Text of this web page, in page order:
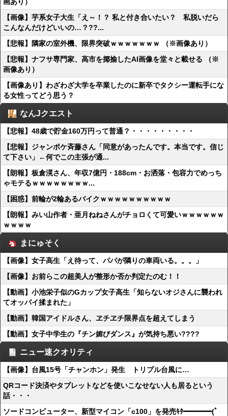
【画像】芋系女子大生「え～！？ 私と付き合いたい？ 私脱いだら
こんなんだけどいいの…？??...
【悲報】隣家の室外機、限界突破ｗｗｗｗｗｗｗ （※画像あり）
【悲報】ナフサ専門家、高市を揶揄したAI画像を堂々と載せる （※
画像あり）
【画像あり】わざわざ大学を卒業したのに新卒でタクシー運転手にな
る女性ってどう思う？
なんJクエスト
【悲報】48歳で貯金160万円って普通？・・・・・・・・・
【悲報】ジャンポケ斉藤さん「同意があったんです。本当です。信じ
て下さい」←何でこの主張が通...
【朗報】板倉滉さん、年収7億円・188cm・お洒落・包容力でめっち
ゃモテるｗｗｗｗｗｗｗｗ...
【困惑】前輪が2輪あるバイクｗｗｗｗｗｗｗｗｗｗ
【朗報】みい山作者・亜月ねねさんがチョロくて可愛いｗｗｗｗｗｗ
ｗｗｗｗ
まにゅそく
【画像】女子高生「え待って、パパが隣りの車両いる。。。」
【画像】お前らこの超美人が整形か否か判定たのむ！！
【動画】小池栄子似のGカップ女子高生「知らないオジさんに襲われ
てオッパイ揉まれた」
【動画】韓国アイドルさん、ヱチヱチ限界点を超えてしまう
【動画】女子中学生の『チン媚びダンス』が気持ち悪い????
ニュー速クオリティ
【画像】台風15号「チャンホン」発生 トリプル台風に…
QRコード決済やタブレットなどを使いこなせない人も居るという
話・・・
ソードコンピューター、新型マイコン「c100」を発売ｷﾀ━━━━(ﾟ